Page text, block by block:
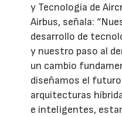
y Tecnología de
Airbus, señala:
desarrollo de
y nuestro paso al
un cambio
diseñamos el futuro
arquitecturas
e inteligentes,